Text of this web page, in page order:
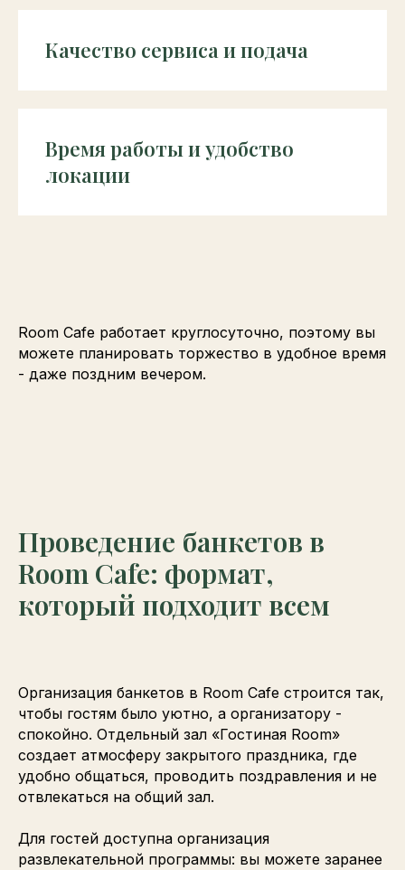
Качество сервиса и подача
Время работы и удобство
локации
Room Cafe работает круглосуточно, поэтому вы
можете планировать торжество в удобное время
- даже поздним вечером.
Проведение банкетов в
Room Cafe: формат,
который подходит всем
Организация банкетов в Room Cafe строится так,
чтобы гостям было уютно, а организатору -
спокойно. Отдельный зал «Гостиная Room»
создает атмосферу закрытого праздника, где
удобно общаться, проводить поздравления и не
отвлекаться на общий зал.
Для гостей доступна организация
развлекательной программы: вы можете заранее